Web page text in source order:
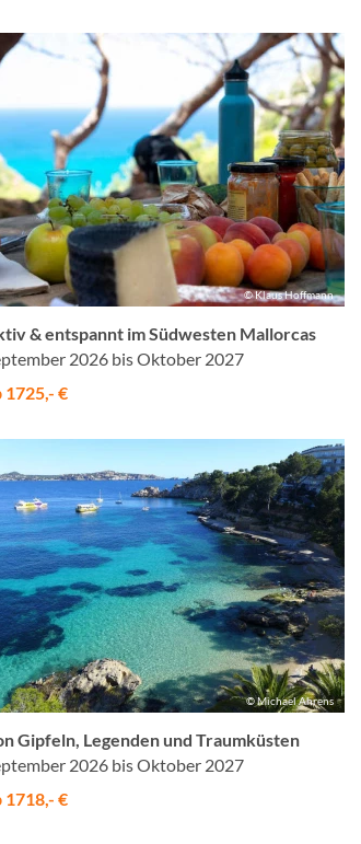
© Klaus Hoffmann
& entspannt im Südwesten Mallorcas
2026 bis Oktober 2027
1725,- €
© Michael Ahrens
Gipfeln, Legenden und Traumküsten
2026 bis Oktober 2027
1718,- €